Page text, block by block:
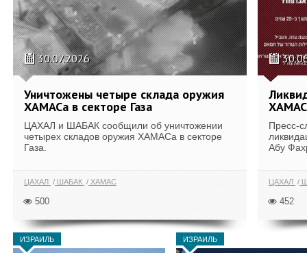
30.07.2026
Уничтожены четыре склада оружия
ХАМАСа в секторе Газа
ЦАХАЛ и ШАБАК сообщили об уничтожении
четырех складов оружия ХАМАСа в секторе
Газа.
ЦАХАЛ ШАБАК ХАМАС
500
Пресс-
Абу
ЦАХАЛ
452
ИЗРАИЛЬ ИЗРАИЛЬ